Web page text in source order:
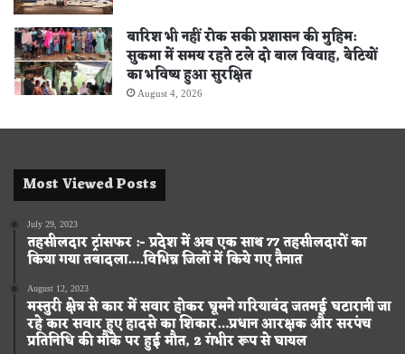
बारिश भी नहीं रोक सकी प्रशासन की मुहिम:
सुकमा में समय रहते टले दो बाल विवाह, बेटियों
का भविष्य हुआ सुरक्षित
August 4, 2026
Most Viewed Posts
July 29, 2023
तहसीलदार ट्रांसफर :- प्रदेश में अब एक साथ 77 तहसीलदारों का
किया गया तबादला….विभिन्न जिलों में किये गए तैनात
August 12, 2023
मस्तुरी क्षेत्र से कार में सवार होकर घूमने गरियाबंद जतमई घटारानी जा
रहे कार सवार हुए हादसे का शिकार…प्रधान आरक्षक और सरपंच
प्रतिनिधि की मौके पर हुई मौत, 2 गंभीर रूप से घायल